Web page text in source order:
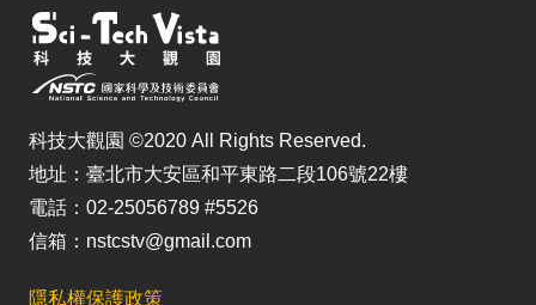
科技大觀園 ©2020 All Rights Reserved.
地址：臺北市大安區和平東路二段106號22樓
電話：02-25056789 #5526
信箱：nstcstv@gmail.com
隱私權保護政策